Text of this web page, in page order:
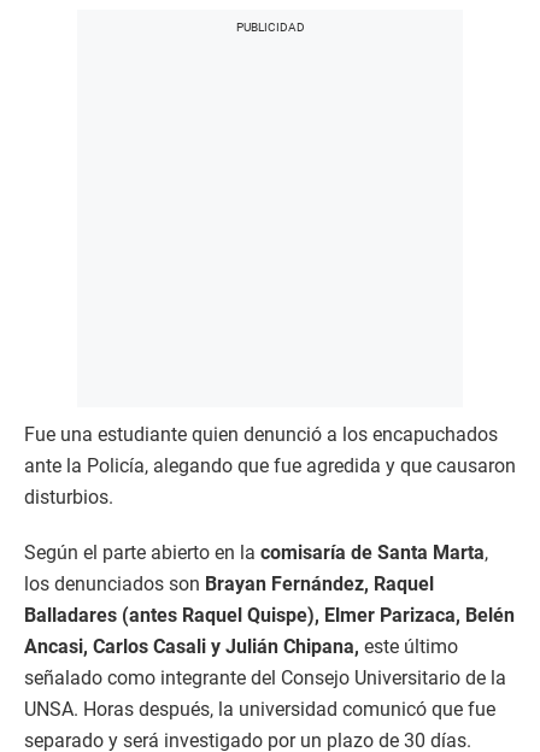
Fue una estudiante quien denunció a los encapuchados
ante la Policía, alegando que fue agredida y que causaron
disturbios.
Según el parte abierto en la comisaría de Santa Marta,
los denunciados son Brayan Fernández, Raquel
Balladares (antes Raquel Quispe), Elmer Parizaca, Belén
Ancasi, Carlos Casali y Julián Chipana, este último
señalado como integrante del Consejo Universitario de la
UNSA. Horas después, la universidad comunicó que fue
separado y será investigado por un plazo de 30 días.